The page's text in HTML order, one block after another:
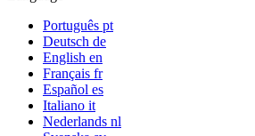
Português pt
Deutsch de
English en
Français fr
Español es
Italiano it
Nederlands nl